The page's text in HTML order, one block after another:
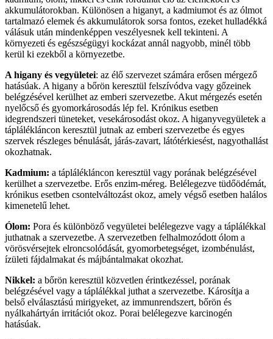
akkumulátorokban. Különösen a higanyt, a kadmiumot és az ólmot
tartalmazó elemek és akkumulátorok sorsa fontos, ezeket hulladékká
válásuk után mindenképpen veszélyesnek kell tekinteni. A
környezeti és egészségügyi kockázat annál nagyobb, minél több
kerül ki ezekből a környezetbe.
A higany és vegyületei: az élő szervezet számára erősen mérgező
hatásúak. A higany a bőrön keresztül felszívódva vagy gőzeinek
belégzésével kerülhet az emberi szervezetbe. Akut mérgezés esetén
nyelőcső és gyomorkárosodás lép fel. Krónikus esetben
idegrendszeri tüneteket, vesekárosodást okoz. A higanyvegyületek a
táplálékláncon keresztül jutnak az emberi szervezetbe és egyes
szervek részleges bénulását, járás-zavart, látótérkiesést, nagyothallást
okozhatnak.
Kadmium: a táplálékláncon keresztül vagy porának belégzésével
kerülhet a szervezetbe. Erős enzim-méreg. Belélegezve tüdőödémát,
krónikus esetben csontelváltozást okoz, amely végső esetben halálos
kimenetelű lehet.
Ólom: Pora és különböző vegyületei belélegezve vagy a táplálékkal
juthatnak a szervezetbe. A szervezetben felhalmozódott ólom a
vörösvérsejtek elroncsolódását, gyomorbetegséget, izombénulást,
ízületi fájdalmakat és májbántalmakat okozhat.
Nikkel: a bőrön keresztül közvetlen érintkezéssel, porának
belégzésével vagy a táplálékkal juthat a szervezetbe. Károsítja a
belső elválasztású mirigyeket, az immunrendszert, bőrön és
nyálkahártyán irritációt okoz. Porai belélegezve karcinogén
hatásúak.